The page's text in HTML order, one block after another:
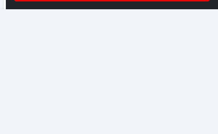
Ankara Ziraat Odaları; hububat alım fiyatları çiftçimizi